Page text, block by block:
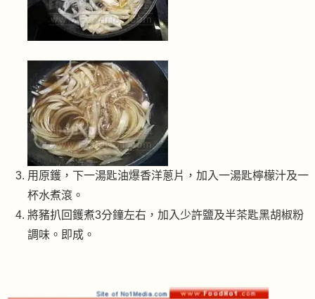
用原鑊，下一湯匙油爆香洋蔥片，加入一湯匙檸檬汁及一
杯水煮滾。
將豬扒回鑊煮3分鐘左右，加入少許鹽及半茶匙黑胡椒粉
調味。即成。